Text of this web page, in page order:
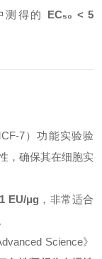
测得的 EC₅₀ < 5
7）功能实验验
，确保其在细胞实
EU/μg ，非常适合
Science》